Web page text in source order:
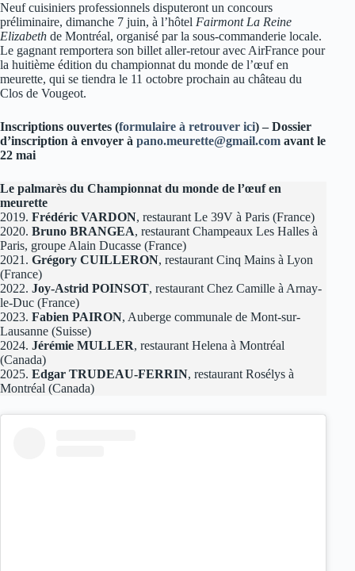
Neuf cuisiniers professionnels disputeront un concours
préliminaire, dimanche 7 juin, à l’hôtel Fairmont La Reine
Elizabeth de Montréal, organisé par la sous-commanderie locale.
Le gagnant remportera son billet aller-retour avec AirFrance pour
la huitième édition du championnat du monde de l’œuf en
meurette, qui se tiendra le 11 octobre prochain au château du
Clos de Vougeot.
Inscriptions ouvertes (formulaire à retrouver ici) – Dossier
d’inscription à envoyer à pano.meurette@gmail.com avant le
22 mai
Le palmarès du Championnat du monde de l’œuf en
meurette
2019. Frédéric VARDON, restaurant Le 39V à Paris (France)
2020. Bruno BRANGEA, restaurant Champeaux Les Halles à
Paris, groupe Alain Ducasse (France)
2021. Grégory CUILLERON, restaurant Cinq Mains à Lyon
(France)
2022. Joy-Astrid POINSOT, restaurant Chez Camille à Arnay-
le-Duc (France)
2023. Fabien PAIRON, Auberge communale de Mont-sur-
Lausanne (Suisse)
2024. Jérémie MULLER, restaurant Helena à Montréal
(Canada)
2025. Edgar TRUDEAU-FERRIN, restaurant Rosélys à
Montréal (Canada)